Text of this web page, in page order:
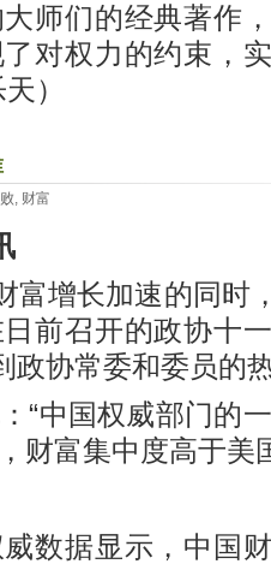
师们的经典著作
对权力的约束，
）
, 财富
富增长加速的同时
前召开的政协十
政协常委和委员的
中国权威部门的一
财富集中度高于美
据显示，中国财